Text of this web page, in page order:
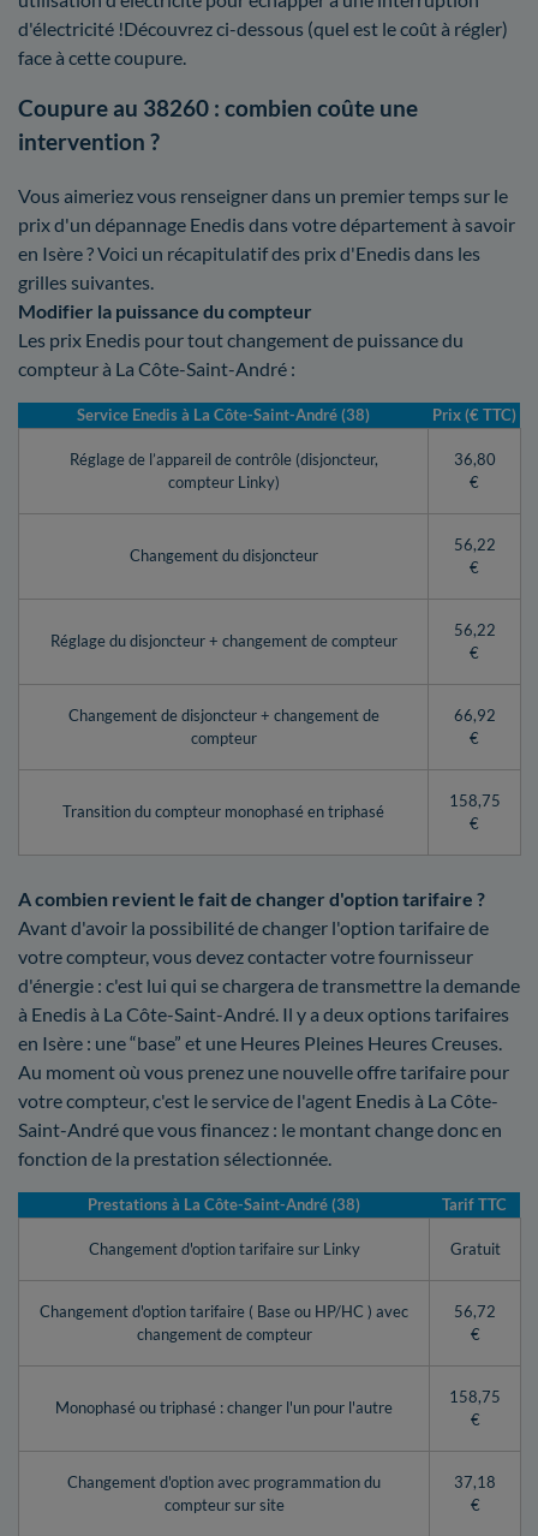
d'électricité !Découvrez ci-dessous (quel est le coût à régler)
face à cette coupure.
Coupure au 38260 : combien coûte une
intervention ?
Vous aimeriez vous renseigner dans un premier temps sur le
prix d'un dépannage Enedis dans votre département à savoir
en Isère ? Voici un récapitulatif des prix d'Enedis dans les
grilles suivantes.
Modifier la puissance du compteur
Les prix Enedis pour tout changement de puissance du
compteur à La Côte-Saint-André :
Service Enedis à La Côte-Saint-André (38) Prix (€ TTC)
Réglage de l’appareil de contrôle (disjoncteur,
compteur Linky)
36,80
€
Changement du disjoncteur
56,22
€
Réglage du disjoncteur + changement de compteur
56,22
€
Changement de disjoncteur + changement de
compteur
66,92
€
Transition du compteur monophasé en triphasé
158,75
€
A combien revient le fait de changer d'option tarifaire ?
Avant d'avoir la possibilité de changer l'option tarifaire de
votre compteur, vous devez contacter votre fournisseur
d'énergie : c'est lui qui se chargera de transmettre la demande
à Enedis à La Côte-Saint-André. Il y a deux options tarifaires
en Isère : une “base” et une Heures Pleines Heures Creuses.
Au moment où vous prenez une nouvelle offre tarifaire pour
votre compteur, c'est le service de l'agent Enedis à La Côte-
Saint-André que vous financez : le montant change donc en
fonction de la prestation sélectionnée.
Prestations à La Côte-Saint-André (38) Tarif TTC
Changement d'option tarifaire sur Linky Gratuit
Changement d'option tarifaire ( Base ou HP/HC ) avec
changement de compteur
56,72
€
Monophasé ou triphasé : changer l'un pour l'autre
158,75
€
Changement d'option avec programmation du
compteur sur site
37,18
€